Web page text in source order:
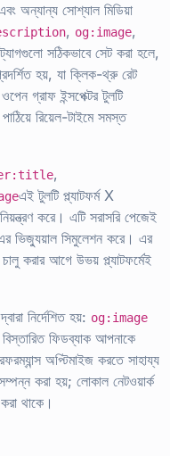
অন্যান্য সোশ্যাল মিডিয়া
, og:image,
ট্যাগগুলো সঠিকভাবে সেট করা হলে,
হয়, যা ক্লিক-থ্রু রেট
গ্রাফ ইন্সপেক্টর টুলটি
রিয়েল-টাইমে সমস্ত
,
এই টুলটি প্ল্যাটফর্ম X
করে। এটি সরাসরি পেজেই
ভিজ্যুয়াল সিমুলেশন করে। এর
করার আগে উভয় প্ল্যাটফর্মেই
নির্দেশিত হয়: og:image
ফিডব্যাক আপনাকে
অপ্টিমাইজ করতে সাহায্য
করা হয়; লোকাল নেটওয়ার্ক
থাকে।